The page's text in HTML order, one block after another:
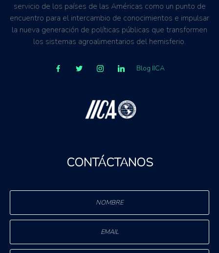
servicio de los países de las Américas como un punto de
encuentro para el intercambio de conocimientos e impulsar
la nueva generación de políticas públicas que transformen
los sistemas agroalimentarios del hemisferio.
Blog IICA
CONTÁCTANOS